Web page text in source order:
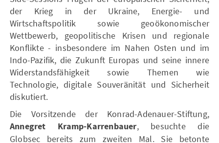
der Krieg in der Ukraine, Energie- und
Wirtschaftspolitik sowie geoökonomischer
Wettbewerb, geopolitische Krisen und regionale
Konflikte - insbesondere im Nahen Osten und im
Indo-Pazifik, die Zukunft Europas und seine innere
Widerstandsfähigkeit sowie Themen wie
Technologie, digitale Souveränität und Sicherheit
diskutiert.
Die Vorsitzende der Konrad-Adenauer-Stiftung,
Annegret Kramp-Karrenbauer, besuchte die
Globsec bereits zum zweiten Mal. Sie betonte